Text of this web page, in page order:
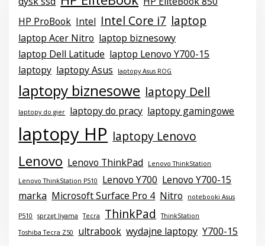
HP ProBook Intel Intel Core i7 laptop
laptop Acer Nitro laptop biznesowy
laptop Dell Latitude laptop Lenovo Y700-15
laptopy laptopy Asus laptopy Asus ROG
laptopy biznesowe laptopy Dell
laptopy do gier laptopy do pracy laptopy gamingowe
laptopy HP laptopy Lenovo
Lenovo Lenovo ThinkPad Lenovo ThinkStation
Lenovo ThinkStation P510 Lenovo Y700 Lenovo Y700-15
marka Microsoft Surface Pro 4 Nitro notebooki Asus
P510 sprzęt liyama Tecra ThinkPad
ThinkStation
Toshiba Tecra Z50
ultrabook wydajne laptopy Y700-15